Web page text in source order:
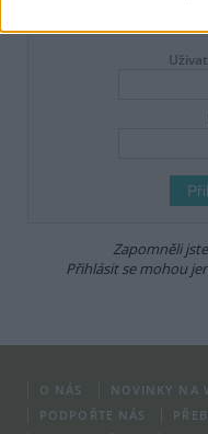
DO DISKUZE SE
Zapomněli
Přihlásit se mohou
O NÁS NOVINKY NA
PODPOŘTE NÁS